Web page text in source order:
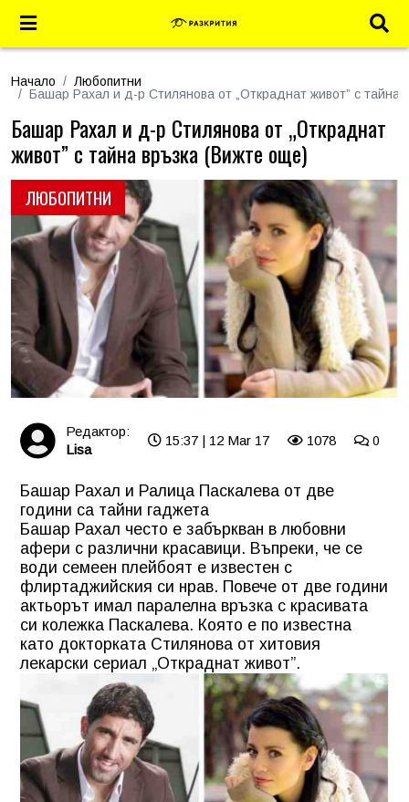
Начало
Любопитни
Башар Рахал и д-р Стилянова от „Откраднат живот” с тайна
ЛЮБОПИТНИ
Башар Рахал и д-р Стилянова от „Откраднат
живот” с тайна връзка (Вижте още)
Редактор:
Lisa
15:37 | 12 Mar 17 1078 0
Башар Рахал и Ралица Паскалева от две
години са тайни гаджета
Башар Рахал често е забъркван в любовни
афери с различни красавици. Въпреки, че се
води семеен плейбоят е известен с
флиртаджийския си нрав. Повече от две години
актьорът имал паралелна връзка с красивата
си колежка Паскалева. Която е по известна
като докторката Стилянова от хитовия
лекарски сериал „Откраднат живот”.